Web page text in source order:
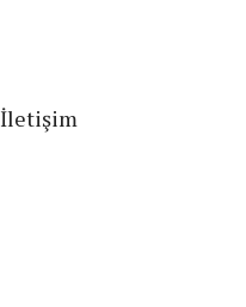
İletişim